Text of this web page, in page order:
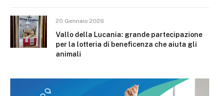
20 Gennaio 2026
Vallo della Lucania: grande partecipazione
per la lotteria di beneficenza che aiuta gli
animali